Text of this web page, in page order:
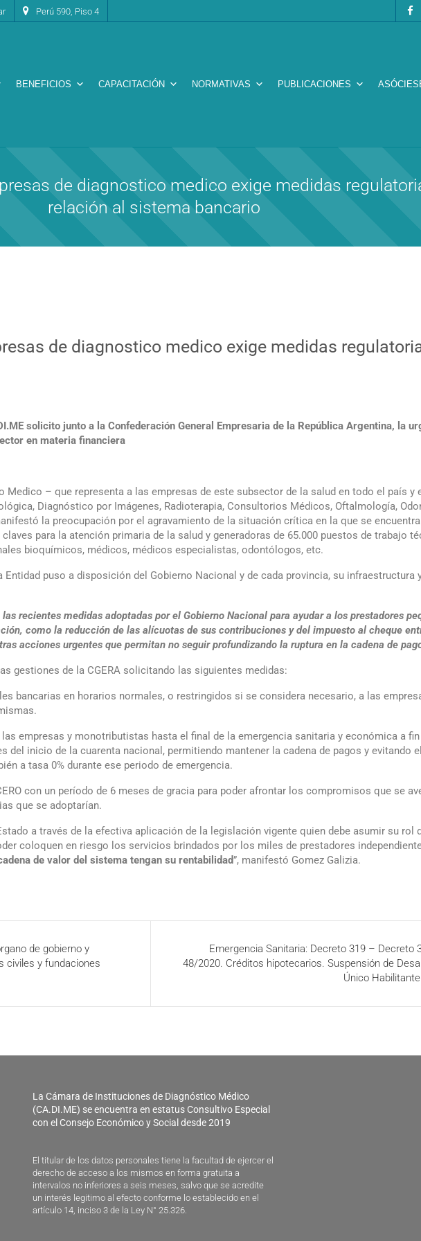
Perú 590, Piso 4
BENEFICIOS CAPACITACIÓN NORMATIVAS PUBLICACIONES
de diagnostico medico exige medidas
relación al sistema bancario
de diagnostico medico exige medidas
solicito junto a la Confederación General Empresaria de la República Argentina, la
en materia financiera
Medico – que representa a las empresas de este subsector de la salud en todo el país y
Diagnóstico por Imágenes, Radioterapia, Consultorios Médicos, Oftalmología,
la preocupación por el agravamiento de la situación crítica en la que se
para la atención primaria de la salud y generadoras de 65.000 puestos de trabajo
bioquímicos, médicos, médicos especialistas, odontólogos, etc.
puso a disposición del Gobierno Nacional y de cada provincia, su
recientes medidas adoptadas por el Gobierno Nacional para ayudar a los prestadores
como la reducción de las alícuotas de sus contribuciones y del impuesto al cheque
acciones urgentes que permitan no seguir profundizando la ruptura en la cadena de
gestiones de la CGERA solicitando las siguientes medidas:
bancarias en horarios normales, o restringidos si se considera necesario, a las
empresas y monotributistas hasta el final de la emergencia sanitaria y económica a
inicio de la cuarenta nacional, permitiendo mantener la cadena de pagos y evitando
a tasa 0% durante ese periodo de emergencia.
con un período de 6 meses de gracia para poder afrontar los compromisos que se
que se adoptarían.
a través de la efectiva aplicación de la legislación vigente quien debe asumir su rol
coloquen en riesgo los servicios brindados por los miles de prestadores
de valor del sistema tengan su rentabilidad”, manifestó Gomez Galizia.
de gobierno y
civiles y fundaciones
Emergencia Sanitaria: Decreto 319 – Decreto
48/2020. Créditos hipotecarios. Suspensión de
Único
La Cámara de Instituciones de Diagnóstico Médico
(CA.DI.ME) se encuentra en estatus Consultivo Especial
con el Consejo Económico y Social desde 2019
El titular de los datos personales tiene la facultad de ejercer el
derecho de acceso a los mismos en forma gratuita a
intervalos no inferiores a seis meses, salvo que se acredite
un interés legitimo al efecto conforme lo establecido en el
artículo 14, inciso 3 de la Ley N° 25.326.